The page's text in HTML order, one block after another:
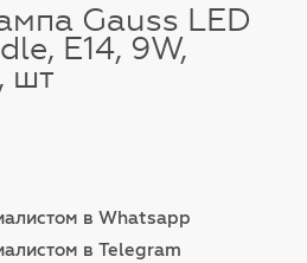
Gauss LED
E14, 9W,
шт
в Whatsapp
в Telegram